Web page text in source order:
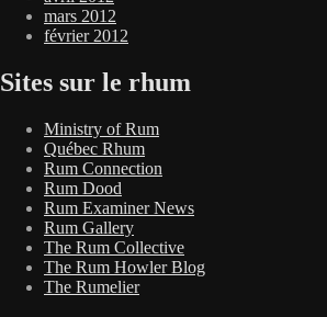
mars 2012
février 2012
Sites sur le rhum
Ministry of Rum
Québec Rhum
Rum Connection
Rum Dood
Rum Examiner News
Rum Gallery
The Rum Collective
The Rum Howler Blog
The Rumelier